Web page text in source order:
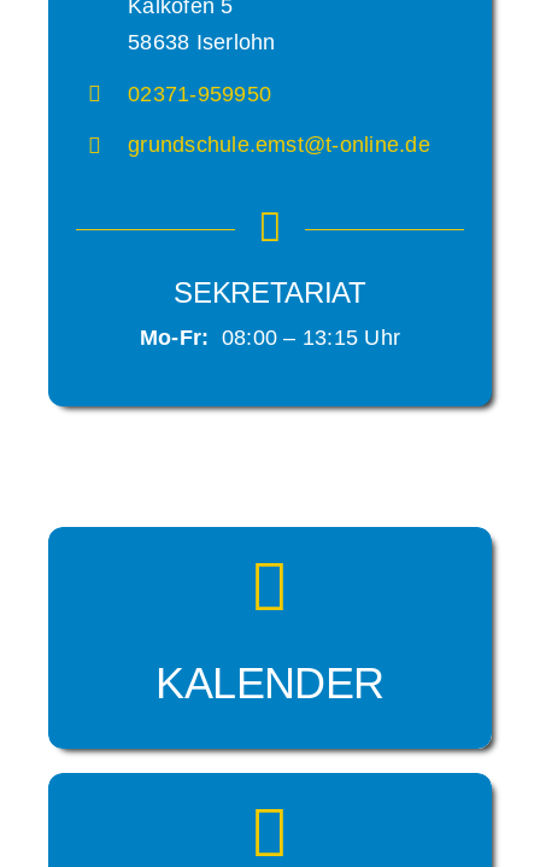
Kalkofen 5
58638 Iserlohn
02371-959950
grundschule.emst@t-online.de
SEKRETARIAT
Mo-Fr: 08:00 – 13:15 Uhr
KALENDER